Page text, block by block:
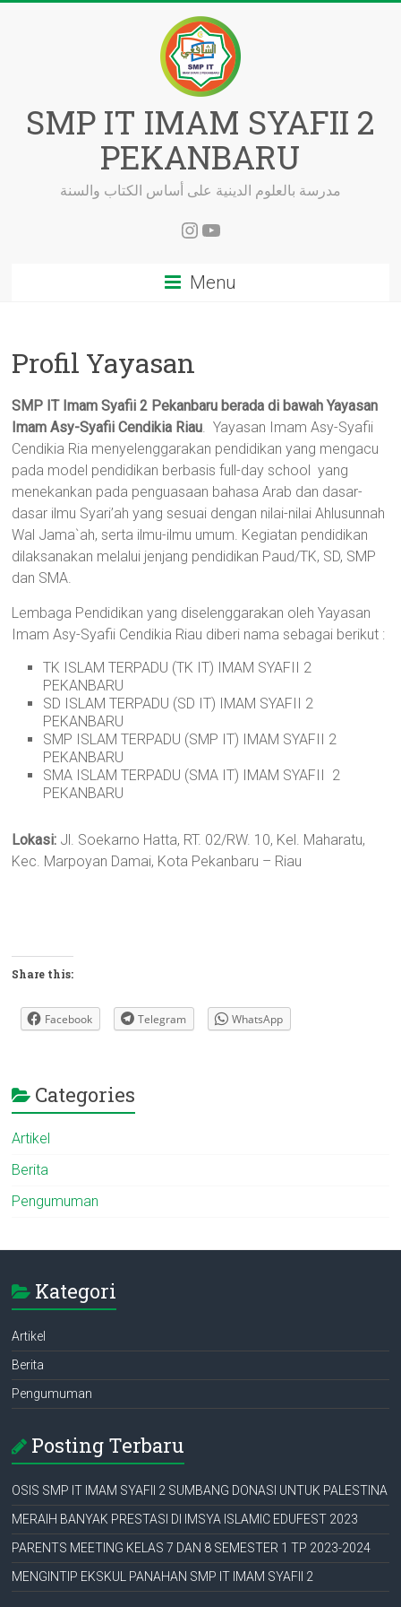
SMP IT IMAM SYAFII 2
PEKANBARU
مدرسة بالعلوم الدينية على أساس الكتاب والسنة
Instagram
YouTube
Menu
Profil Yayasan
SMP IT Imam Syafii 2 Pekanbaru berada di bawah Yayasan
Imam Asy-Syafii Cendikia Riau. Yayasan Imam Asy-Syafii
Cendikia Ria menyelenggarakan pendidikan yang mengacu
pada model pendidikan berbasis full-day school yang
menekankan pada penguasaan bahasa Arab dan dasar-
dasar ilmu Syari’ah yang sesuai dengan nilai-nilai Ahlusunnah
Wal Jama`ah, serta ilmu-ilmu umum. Kegiatan pendidikan
dilaksanakan melalui jenjang pendidikan Paud/TK, SD, SMP
dan SMA.
Lembaga Pendidikan yang diselenggarakan oleh Yayasan
Imam Asy-Syafii Cendikia Riau diberi nama sebagai berikut :
TK ISLAM TERPADU (TK IT) IMAM SYAFII 2
PEKANBARU
SD ISLAM TERPADU (SD IT) IMAM SYAFII 2
PEKANBARU
SMP ISLAM TERPADU (SMP IT) IMAM SYAFII 2
PEKANBARU
SMA ISLAM TERPADU (SMA IT) IMAM SYAFII 2
PEKANBARU
Lokasi: Jl. Soekarno Hatta, RT. 02/RW. 10, Kel. Maharatu,
Kec. Marpoyan Damai, Kota Pekanbaru – Riau
Share this:
Facebook Telegram WhatsApp
Categories
Artikel
Berita
Pengumuman
Kategori
Artikel
Berita
Pengumuman
Posting Terbaru
OSIS SMP IT IMAM SYAFII 2 SUMBANG DONASI UNTUK PALESTINA
MERAIH BANYAK PRESTASI DI IMSYA ISLAMIC EDUFEST 2023
PARENTS MEETING KELAS 7 DAN 8 SEMESTER 1 TP 2023-2024
MENGINTIP EKSKUL PANAHAN SMP IT IMAM SYAFII 2